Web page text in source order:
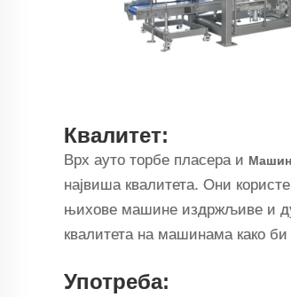
Квалитет:
Врх ауто торбе пласера и
највиша квалитета. Они
њихове машине издржљиве и
квалитета на машинама како
Употреба: